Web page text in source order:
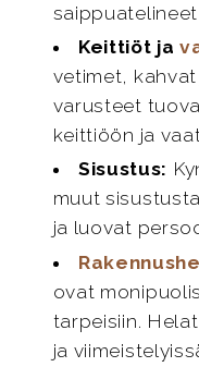
Keittiöt ja
vetimet,
varusteet
keittiöön ja
Sisustus:
muut
ja luovat
ovat
tarpeisiin.
ja